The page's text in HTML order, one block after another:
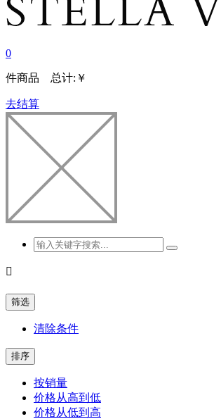
0
件商品 总计: ￥
去结算

筛选
清除条件
排序
按销量
价格从高到低
价格从低到高